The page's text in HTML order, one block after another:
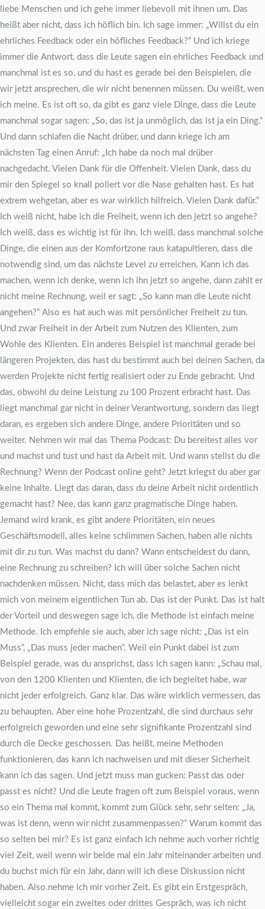
liebe Menschen und ich gehe immer liebevoll mit ihnen um. Das
heißt aber nicht, dass ich höflich bin. Ich sage immer: „Willst du ein
ehrliches Feedback oder ein höfliches Feedback?“ Und ich kriege
immer die Antwort, dass die Leute sagen ein ehrliches Feedback und
manchmal ist es so, und du hast es gerade bei den Beispielen, die
wir jetzt ansprechen, die wir nicht benennen müssen. Du weißt, wen
ich meine. Es ist oft so, da gibt es ganz viele Dinge, dass die Leute
manchmal sogar sagen: „So, das ist ja unmöglich, das ist ja ein Ding.“
Und dann schlafen die Nacht drüber, und dann kriege ich am
nächsten Tag einen Anruf: „Ich habe da noch mal drüber
nachgedacht. Vielen Dank für die Offenheit. Vielen Dank, dass du
mir den Spiegel so knall poliert vor die Nase gehalten hast. Es hat
extrem wehgetan, aber es war wirklich hilfreich. Vielen Dank dafür.“
Ich weiß nicht, habe ich die Freiheit, wenn ich den jetzt so angehe?
Ich weiß, dass es wichtig ist für ihn. Ich weiß, dass manchmal solche
Dinge, die einen aus der Komfortzone raus katapultieren, dass die
notwendig sind, um das nächste Level zu erreichen. Kann ich das
machen, wenn ich denke, wenn ich ihn jetzt so angehe, dann zahlt er
nicht meine Rechnung, weil er sagt: „So kann man die Leute nicht
angehen?“ Also es hat auch was mit persönlicher Freiheit zu tun.
Und zwar Freiheit in der Arbeit zum Nutzen des Klienten, zum
Wohle des Klienten. Ein anderes Beispiel ist manchmal gerade bei
längeren Projekten, das hast du bestimmt auch bei deinen Sachen, da
werden Projekte nicht fertig realisiert oder zu Ende gebracht. Und
das, obwohl du deine Leistung zu 100 Prozent erbracht hast. Das
liegt manchmal gar nicht in deiner Verantwortung, sondern das liegt
daran, es ergeben sich andere Dinge, andere Prioritäten und so
weiter. Nehmen wir mal das Thema Podcast: Du bereitest alles vor
und machst und tust und hast da Arbeit mit. Und wann stellst du die
Rechnung? Wenn der Podcast online geht? Jetzt kriegst du aber gar
keine Inhalte. Liegt das daran, dass du deine Arbeit nicht ordentlich
gemacht hast? Nee, das kann ganz pragmatische Dinge haben.
Jemand wird krank, es gibt andere Prioritäten, ein neues
Geschäftsmodell, alles keine schlimmen Sachen, haben alle nichts
mit dir zu tun. Was machst du dann? Wann entscheidest du dann,
eine Rechnung zu schreiben? Ich will über solche Sachen nicht
nachdenken müssen. Nicht, dass mich das belastet, aber es lenkt
mich von meinem eigentlichen Tun ab. Das ist der Punkt. Das ist halt
der Vorteil und deswegen sage ich, die Methode ist einfach meine
Methode. Ich empfehle sie auch, aber ich sage nicht: „Das ist ein
Muss“, „Das muss jeder machen“. Weil ein Punkt dabei ist zum
Beispiel gerade, was du ansprichst, dass ich sagen kann: „Schau mal,
von den 1200 Klienten und Klienten, die ich begleitet habe, war
nicht jeder erfolgreich. Ganz klar. Das wäre wirklich vermessen, das
zu behaupten. Aber eine hohe Prozentzahl, die sind durchaus sehr
erfolgreich geworden und eine sehr signifikante Prozentzahl sind
durch die Decke geschossen. Das heißt, meine Methoden
funktionieren, das kann ich nachweisen und mit dieser Sicherheit
kann ich das sagen. Und jetzt muss man gucken: Passt das oder
passt es nicht? Und die Leute fragen oft zum Beispiel voraus, wenn
so ein Thema mal kommt, kommt zum Glück sehr, sehr selten: „Ja,
was ist denn, wenn wir nicht zusammenpassen?“ Warum kommt das
so selten bei mir? Es ist ganz einfach Ich nehme auch vorher richtig
viel Zeit, weil wenn wir beide mal ein Jahr miteinander arbeiten und
du buchst mich für ein Jahr, dann will ich diese Diskussion nicht
haben. Also nehme ich mir vorher Zeit. Es gibt ein Erstgespräch,
vielleicht sogar ein zweites oder drittes Gespräch, was ich nicht